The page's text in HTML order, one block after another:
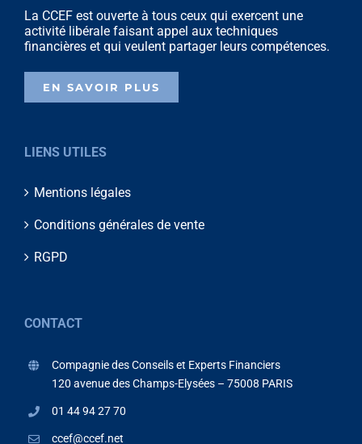
La CCEF est ouverte à tous ceux qui exercent une
activité libérale faisant appel aux techniques
financières et qui veulent partager leurs compétences.
EN SAVOIR PLUS
LIENS UTILES
Mentions légales
Conditions générales de vente
RGPD
CONTACT
Compagnie des Conseils et Experts Financiers
120 avenue des Champs-Elysées – 75008 PARIS
01 44 94 27 70
ccef@ccef.net